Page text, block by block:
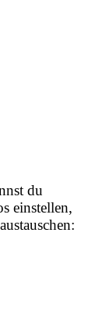
du
einstellen,